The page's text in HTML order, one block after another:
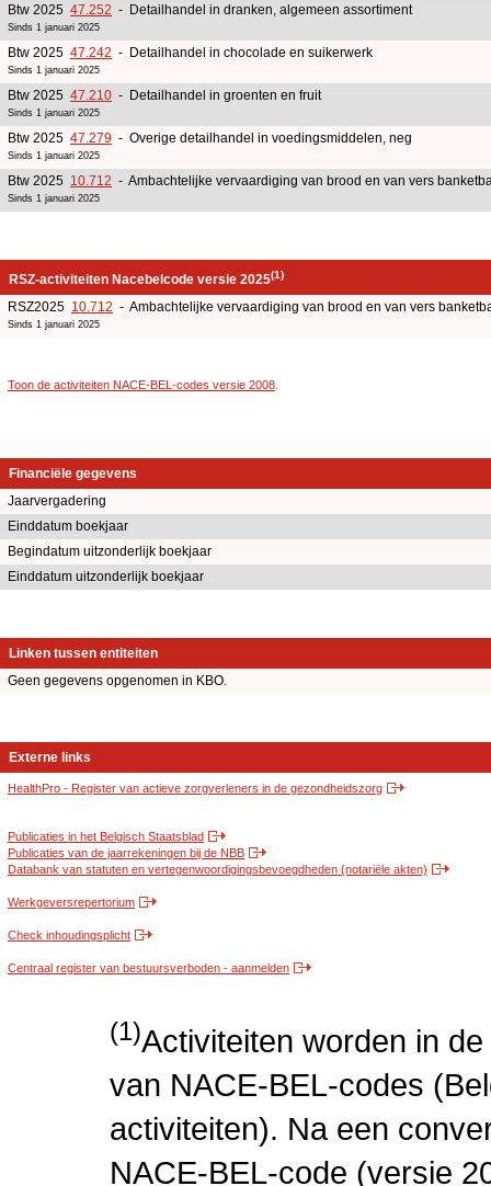
Btw 2025 47.252 - Detailhandel in dranken, algemeen assortiment
Sinds 1 januari 2025
Btw 2025 47.242 - Detailhandel in chocolade en suikerwerk
Sinds 1 januari 2025
Btw 2025 47.210 - Detailhandel in groenten en fruit
Sinds 1 januari 2025
Btw 2025 47.279 - Overige detailhandel in voedingsmiddelen, neg
Sinds 1 januari 2025
Btw 2025 10.712 - Ambachtelijke vervaardiging van brood en van vers
Sinds 1 januari 2025
RSZ-activiteiten Nacebelcode versie 2025(1)
RSZ2025 10.712 - Ambachtelijke vervaardiging van brood en van vers
Sinds 1 januari 2025
Toon de activiteiten NACE-BEL-codes versie 2008
Financiële gegevens
Jaarvergadering
Einddatum boekjaar
Begindatum uitzonderlijk boekjaar
Einddatum uitzonderlijk boekjaar
Linken tussen entiteiten
Geen gegevens opgenomen in KBO.
Externe links
HealthPro - Register van actieve zorgverleners in de gezondheidszorg
Publicaties in het Belgisch Staatsblad
Publicaties van de jaarrekeningen bij de NBB
Databank van statuten en vertegenwoordigingsbevoegdheden (notariële akten)
Werkgeversrepertorium
Check inhoudingsplicht
Centraal register van bestuursverboden - aanmelden
(1)Activiteiten worden in
van NACE-BEL-codes
activiteiten). Na een
NACE-BEL-code (versie